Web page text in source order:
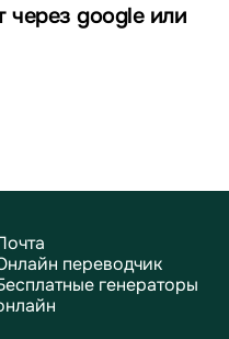
через google или
переводчик
генераторы